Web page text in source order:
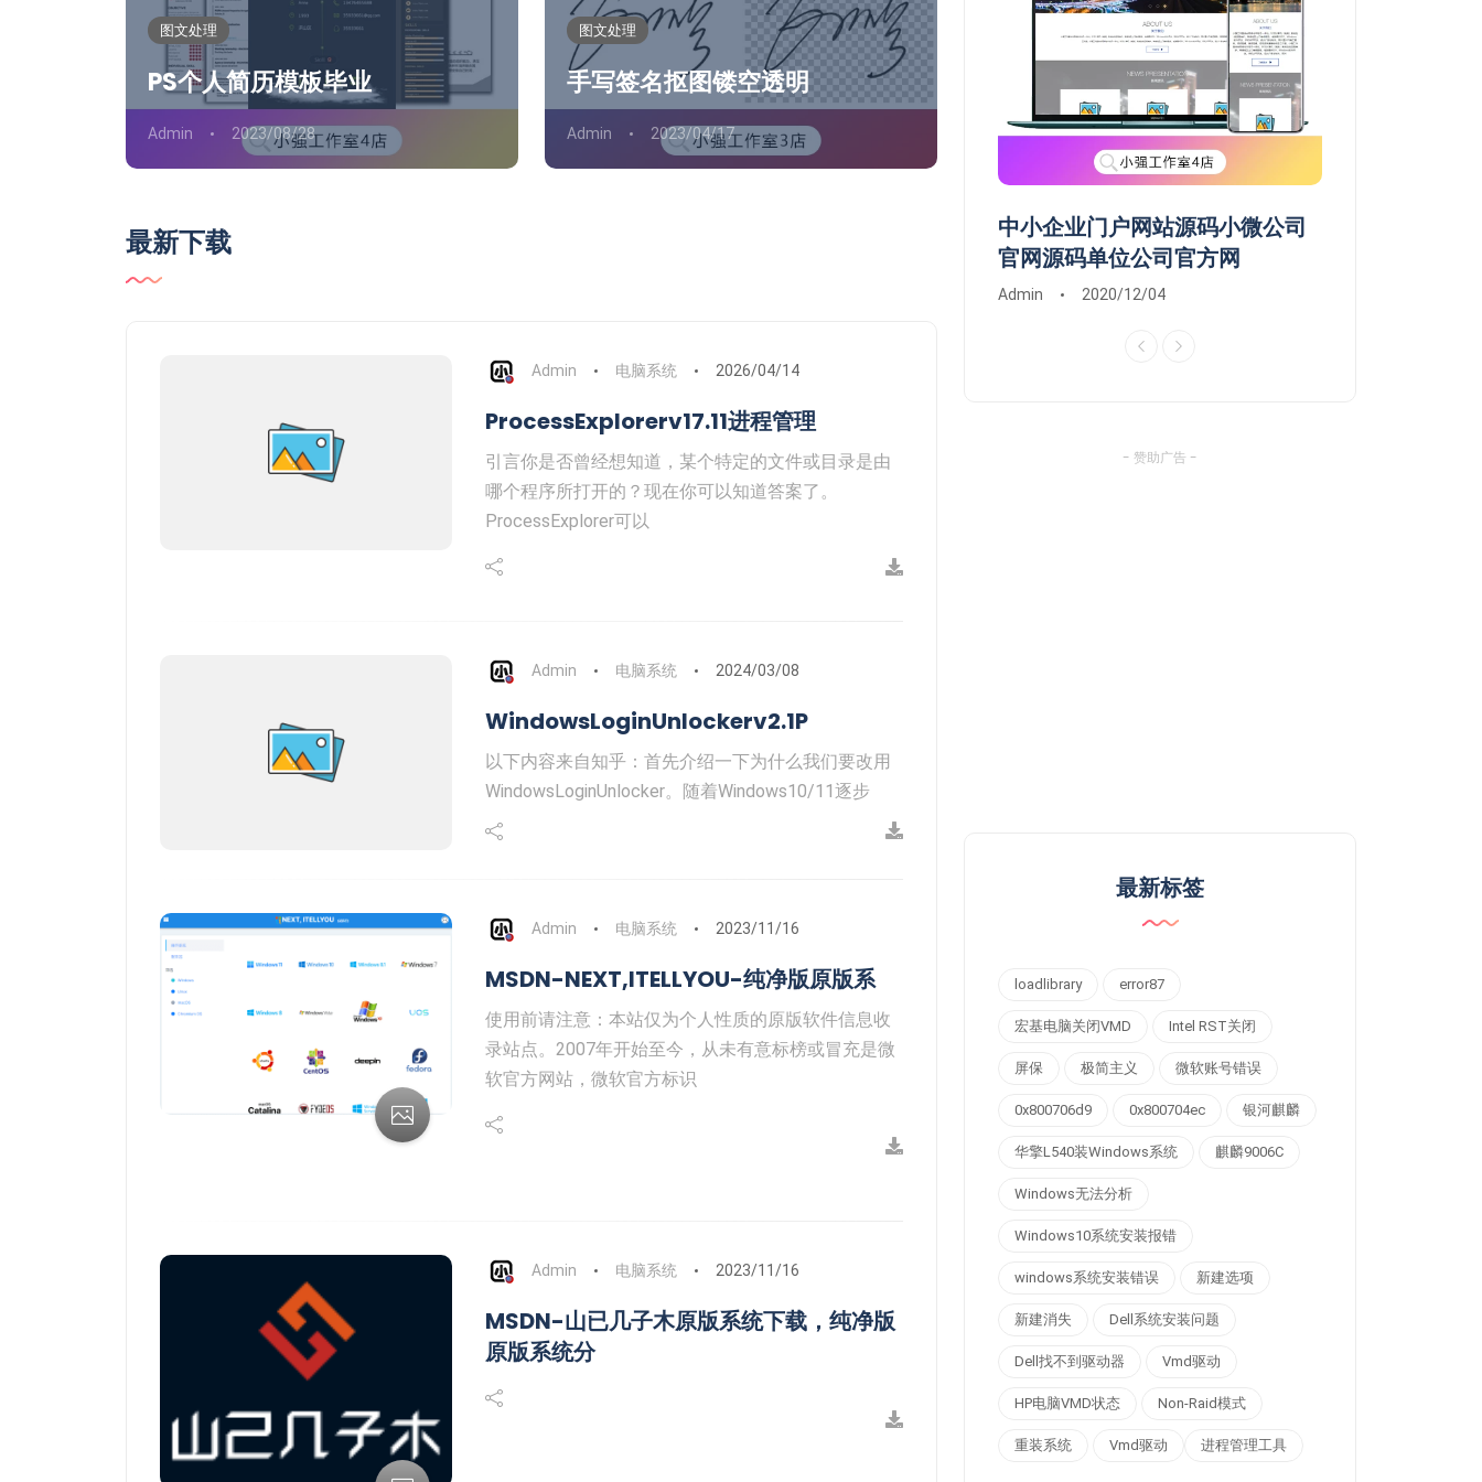
图文处理
PS个人简历模板毕业
Admin 2023/08/28
图文处理
手写签名抠图镂空透明
Admin 2023/04/17
中小企业门户网站源码
Admin 2020/12/04
最新下载
Admin 电脑系统 2026/04/14
ProcessExplorerv17.11进程管理
引言你是否曾经想知道，某个特定的文件或目录是由
哪个程序所打开的？现在你可以知道答案了。
ProcessExplorer可以
Admin 电脑系统 2024/03/08
WindowsLoginUnlockerv2.1P
以下内容来自知乎：首先介绍一下为什么我们要改用
WindowsLoginUnlocker。随着Windows10/11逐步
Admin 电脑系统 2023/11/16
MSDN-NEXT,ITELLYOU-纯净版原版系
使用前请注意：本站仅为个人性质的原版软件信息收
录站点。2007年开始至今，从未有意标榜或冒充是微
软官方网站，微软官方标识
Admin 电脑系统 2023/11/16
MSDN-山已几子木原版系统下载，纯净版
原版系统分
中小企业门户网站源码小微公司
官网源码单位公司官方网
Admin 2020/12/04
- 赞助广告 -
最新标签
loadlibrary error87
宏基电脑关闭VMD Intel RST关闭
屏保 极简主义 微软账号错误
0x800706d9 0x800704ec 银河麒麟
华擎L540装Windows系统 麒麟9006C
Windows无法分析
Windows10系统安装报错
windows系统安装错误 新建选项
新建消失 Dell系统安装问题
Dell找不到驱动器 Vmd驱动
HP电脑VMD状态 Non-Raid模式
重装系统 Vmd驱动 进程管理工具